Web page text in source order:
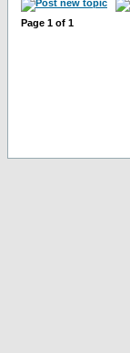
Page 1 of 1